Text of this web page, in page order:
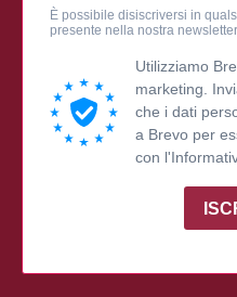
È possibile disiscriversi in
presente nella nostra
Utilizziamo
marketing.
che i dati
a Brevo per
con